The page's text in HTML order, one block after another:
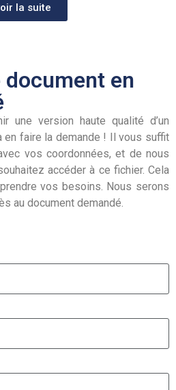
la suite
document en
une version haute qualité d’un
en faire la demande ! Il vous suffit
vos coordonnées, et de nous
accéder à ce fichier. Cela
vos besoins. Nous serons
au document demandé.